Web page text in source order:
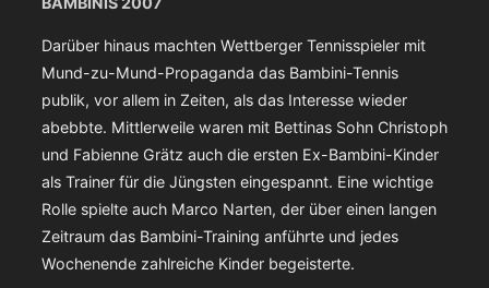
Darüber hinaus machten Wettberger Tennisspieler mit
Mund-zu-Mund-Propaganda das Bambini-Tennis
publik, vor allem in Zeiten, als das Interesse wieder
abebbte. Mittlerweile waren mit Bettinas Sohn Christoph
und Fabienne Grätz auch die ersten Ex-Bambini-Kinder
als Trainer für die Jüngsten eingespannt. Eine wichtige
Rolle spielte auch Marco Narten, der über einen langen
Zeitraum das Bambini-Training anführte und jedes
Wochenende zahlreiche Kinder begeisterte.